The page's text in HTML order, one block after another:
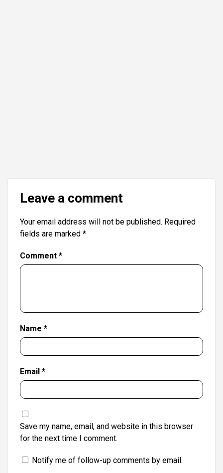
Leave a comment
Your email address will not be published. Required
fields are marked *
Comment *
Name *
Email *
Save my name, email, and website in this browser
for the next time I comment.
Notify me of follow-up comments by email.